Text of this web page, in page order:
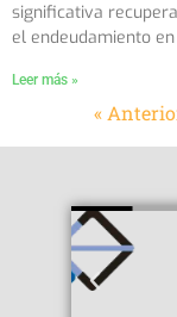
significativa
el endeudamiento
Leer más »
«